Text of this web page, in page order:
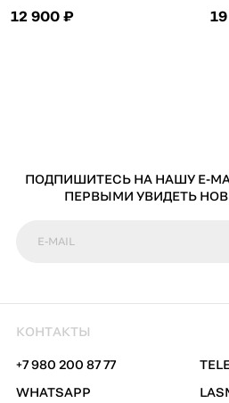
12 900 ₽
ПОДПИШИТЕСЬ НА НАШУ E-
ПЕРВЫМИ УВИДЕТЬ
E-MAIL
КОНТАКТЫ
+7 980 200 87 77
WHATSAPP